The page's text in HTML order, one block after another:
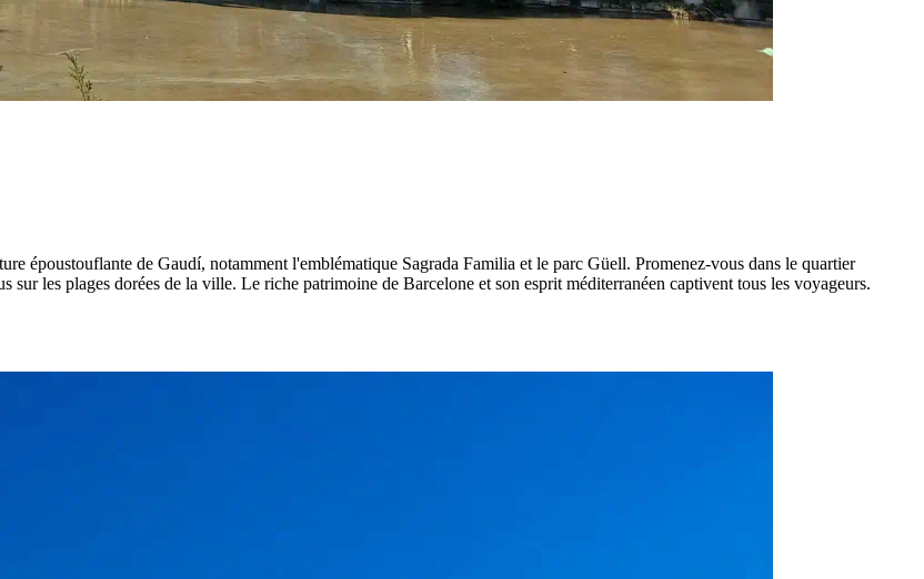
époustouflante de Gaudí, notamment l'emblématique Sagrada Familia et le parc Güell. Promenez-vous dans le quartier
sur les plages dorées de la ville. Le riche patrimoine de Barcelone et son esprit méditerranéen captivent tous les voyageurs.